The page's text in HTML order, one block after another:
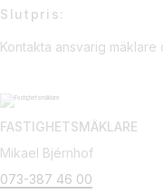
Slutpris:
Kontakta ansvarig
FASTIGHETSMÄKLARE
Mikael Bjérnhof
073-387 46 00